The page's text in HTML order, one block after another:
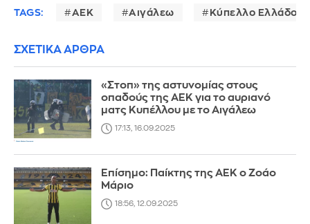
TAGS: ΑΕΚ Αιγάλεω Κύπελλο Ελλάδος
ΣΧΕΤΙΚΑ ΑΡΘΡΑ
«Στοπ» της αστυνομίας στους
οπαδούς της ΑΕΚ για το αυριανό
ματς Κυπέλλου με το Αιγάλεω
17:13, 16.09.2025
Επίσημο: Παίκτης της ΑΕΚ ο Ζοάο
Μάριο
18:56, 12.09.2025